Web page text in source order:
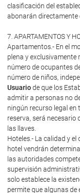
clasificación del
abonarán directamente
7. APARTAMENTOS Y
Apartamentos.- En el
plena y exclusivamente
número de ocupantes
número de niños,
Usuariode que los
admitir a personas no
ningún recurso legal en
reserva, será necesario
las llaves.
Hoteles.- La calidad y
hotel vendrán
las autoridades
supervisión
solo establece la
permite que algunas